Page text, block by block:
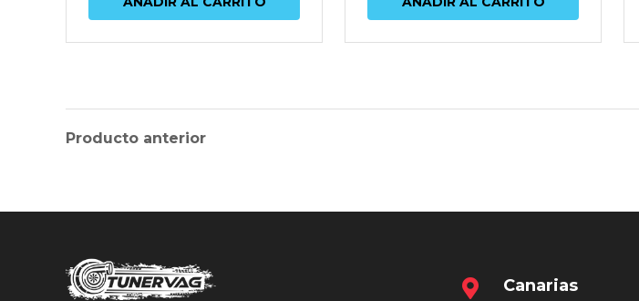
Producto anterior
Canarias